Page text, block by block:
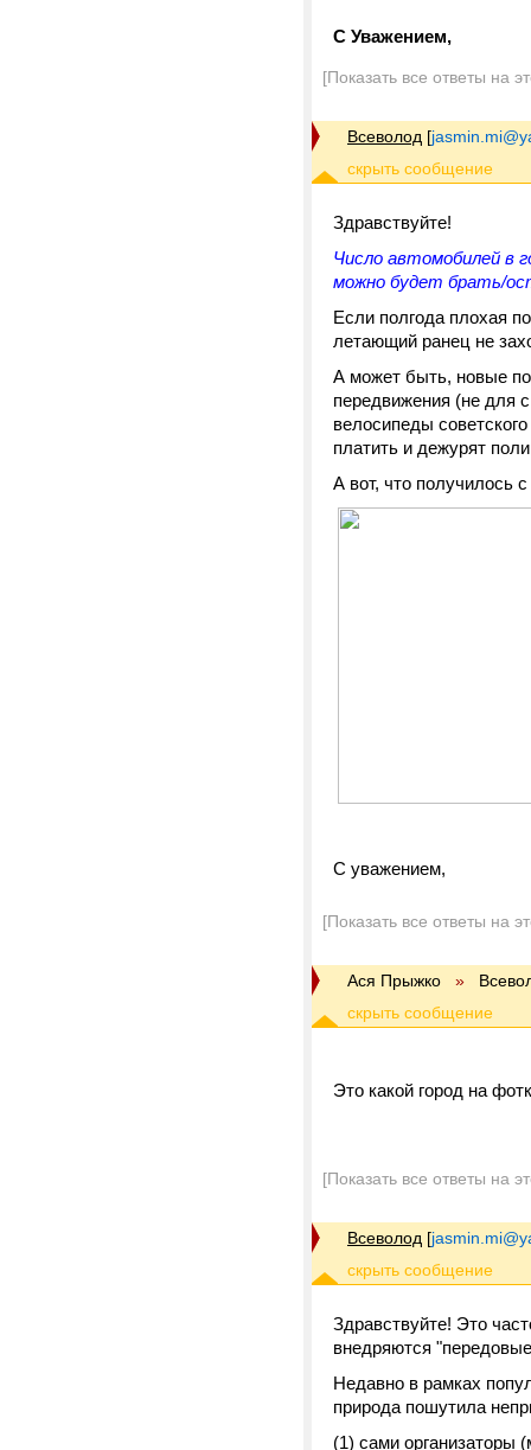
С Уважением,
[Показать все ответы на
Всеволод [
Здравствуйте!
Число автомобилей в
можно будет брать/
Если полгода плохая
летающий ранец не
А может быть, новые
передвижения (не для
велосипеды
платить и дежурят
А вот, что получилось
С уважением,
[Показать все ответы на
Ася Прыжко »
Это какой город на
[Показать все ответы на
Всеволод [
Здравствуйте! Это
внедряются
Недавно в рамках
природа пошутила
(1) сами организаторы